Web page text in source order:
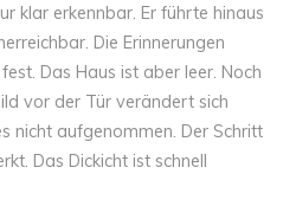
klar erkennbar. Er führte hinaus
Die Erinnerungen
Das Haus ist aber leer. Noch
vor der Tür verändert sich
nicht aufgenommen. Der Schritt
Das Dickicht ist schnell